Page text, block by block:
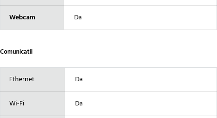
Webcam Da
Comunicatii
Ethernet Da
Wi-Fi Da